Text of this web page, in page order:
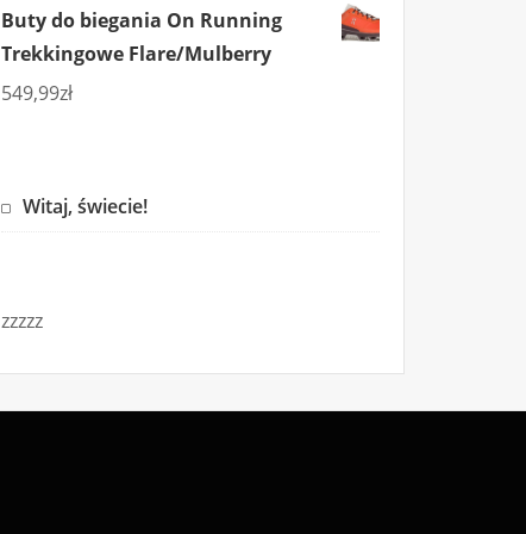
Buty do biegania On Running
Trekkingowe Flare/Mulberry
549,99zł
Witaj, świecie!
zzzzz